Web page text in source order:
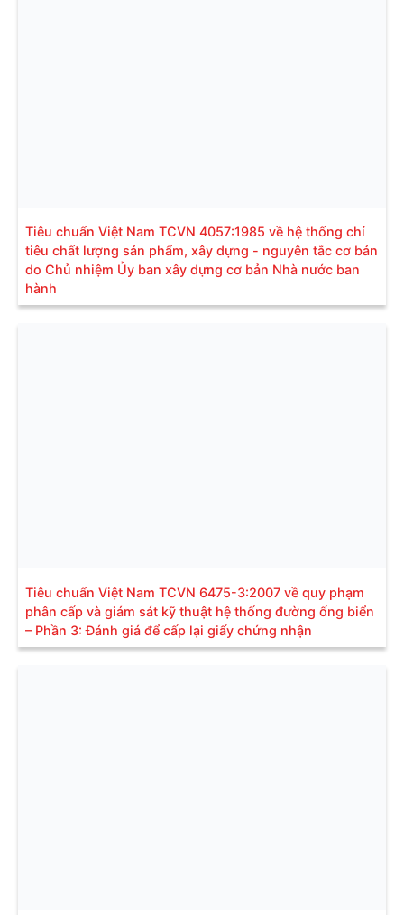
Tiêu chuẩn Việt Nam TCVN 4057:1985 về hệ thống chỉ
tiêu chất lượng sản phẩm, xây dựng - nguyên tắc cơ bản
do Chủ nhiệm Ủy ban xây dựng cơ bản Nhà nước ban
hành
Tiêu chuẩn Việt Nam TCVN 6475-3:2007 về quy phạm
phân cấp và giám sát kỹ thuật hệ thống đường ống biển
– Phần 3: Đánh giá để cấp lại giấy chứng nhận